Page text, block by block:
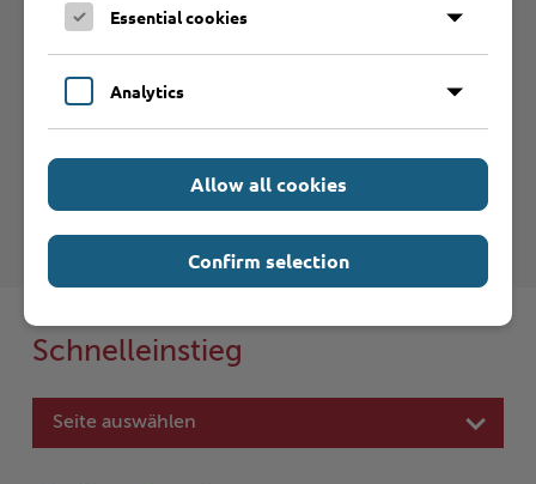
Haftungsauschluss
Internet-Seiten entnehmen Sie bitte den
Nutzungsbedingungen
Schnelleinstieg
Seite auswählen
Essential cookies
Analytics
Allow all cookies
Confirm selection